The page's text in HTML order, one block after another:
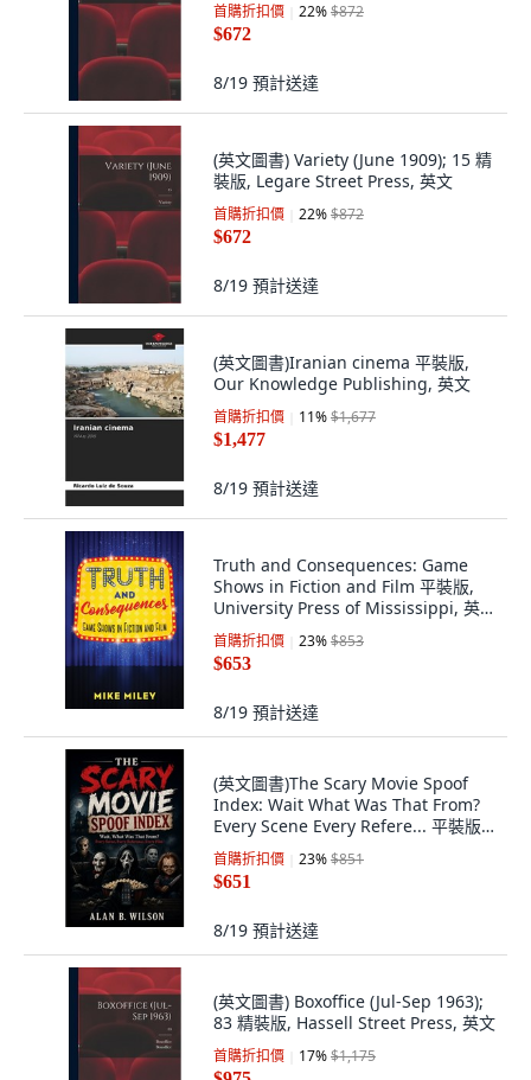
首購折扣價 22%$872
$672
8/19 預計送達
(英文圖書) Variety (June 1909); 15 精
裝版, Legare Street Press, 英文
首購折扣價 22%$872
$672
8/19 預計送達
(英文圖書)Iranian cinema 平裝版,
Our Knowledge Publishing, 英文
首購折扣價 11%$1,677
$1,477
8/19 預計送達
Truth and Consequences: Game
Shows in Fiction and Film 平裝版,
University Press of Mississippi, 英
文
首購折扣價 23%$853
$653
8/19 預計送達
(英文圖書)The Scary Movie Spoof
Index: Wait What Was That From?
Every Scene Every Refere... 平裝版,
Independently Published, 英文
首購折扣價 23%$851
$651
8/19 預計送達
(英文圖書) Boxoffice (Jul-Sep 1963);
83 精裝版, Hassell Street Press, 英文
首購折扣價 17%$1,175